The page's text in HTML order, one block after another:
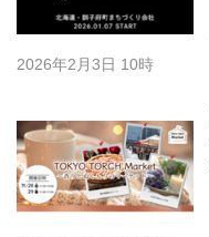
2026年2月3日 10時